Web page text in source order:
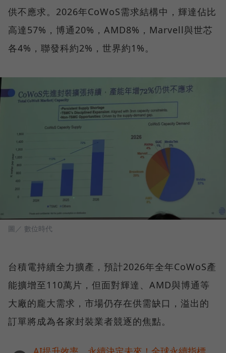
供不應求。2026年CoWoS需求結構中，輝達佔比
高達57%，博通20%，AMD8%，Marvell與世芯
各4%，聯發科約2%，世界約1%。
圖／ 數位時代
台積電持續全力擴產，預計2026年全年CoWoS產
能擴增至110萬片，但面對輝達、AMD與博通等
大廠的龐大需求，市場仍存在供需缺口，溢出的
訂單將成為各家封裝業者競逐的焦點。